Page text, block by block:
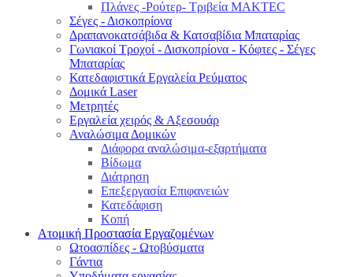
Πλάνες -Ρούτερ- Τριβεία MAKTEC
Σέγες - Δισκοπρίονα
Δραπανοκατσάβιδα & Κατσαβίδια Μπαταρίας
Γωνιακοί Τροχοί - Δισκοπρίονα - Κόφτες - Σέγες
Μπαταρίας
Κατεδαφιστικά Εργαλεία Ρεύματος
Δομικά Laser
Μετρητές
Εργαλεία χειρός & Αξεσουάρ
Αναλώσιμα Δομικών
Διάφορα αναλώσιμα-εξαρτήματα
Βίδωμα
Διάτρηση
Επεξεργασία Επιφανειών
Κατεδάφιση
Κοπή
Ατομική Προστασία Εργαζομένων
Ωτοασπίδες - Ωτοβύσματα
Γάντια